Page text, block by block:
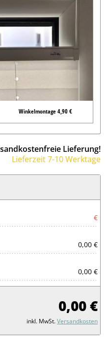
Winkelmontage 4,90 €
Lieferung!
Lieferzeit 7-10 Werktage
€
0,00 €
0,00 €
0,00 €
inkl. MwSt.Versandkosten